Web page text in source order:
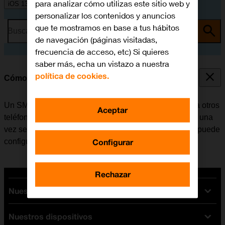
iOS 13.1
Busca por problema o tema
Cómo configurar el móvil para SMS
Un SMS es un mensaje de texto que se puede enviar a otros
teléfonos móviles. El móvil puede enviar y recibir SMS una
vez se ha insertado la tarjeta SIM. Si no es el caso, se puede
configurar el móvil para SMS de forma manual.
Nuestras tarifas
Tarifas Orange
Nuestros dispositivos
para analizar cómo utilizas este sitio web y
personalizar los contenidos y anuncios
que te mostramos en base a tus hábitos
de navegación (páginas visitadas,
frecuencia de acceso, etc) Si quieres
saber más, echa un vistazo a nuestra
política de cookies.
Configurar
Rechazar
Aceptar